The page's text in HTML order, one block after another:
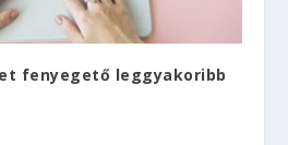
fenyegető leggyakoribb